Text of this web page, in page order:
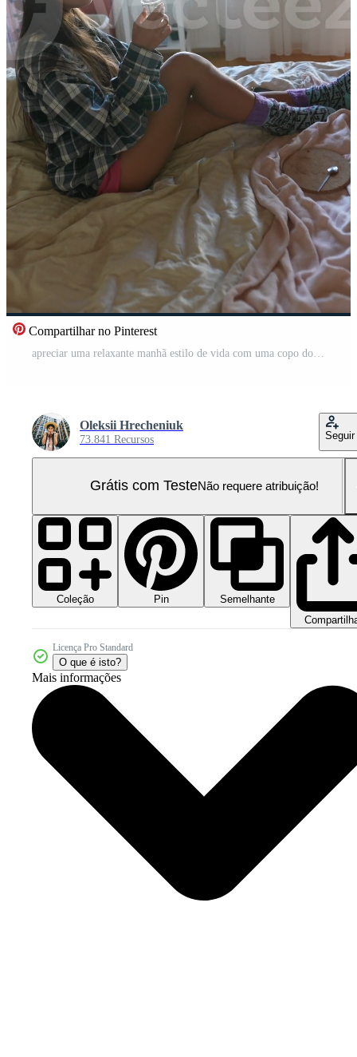
Compartilhar no Pinterest
Oleksii Hrecheniuk
73.841 Recursos Seguir
Grátis com TesteNão requere atribuição!
Coleção Pin
Semelhante
Licença Pro Standard
O que é isto?
Mais informações